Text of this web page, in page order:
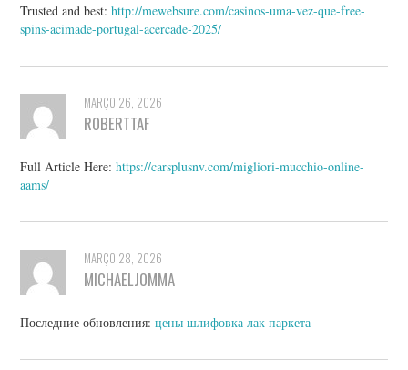
Trusted and best:http://mewebsure.com/casinos-uma-vez-que-free-
spins-acimade-portugal-acercade-2025/
MARÇO 26, 2026
ROBERTTAF
Full Article Here:https://carsplusnv.com/migliori-mucchio-online-
aams/
MARÇO 28, 2026
MICHAELJOMMA
Последние обновления:цены шлифовка лак паркета